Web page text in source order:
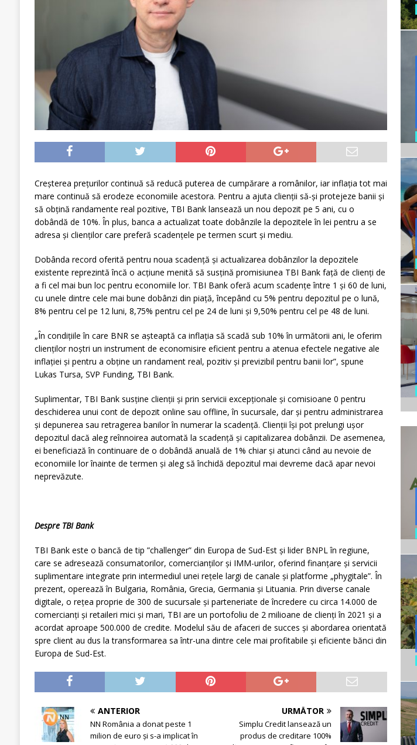
Creșterea prețurilor continuă să reducă puterea de cumpărare a românilor, iar inflația tot mai
mare continuă să erodeze economiile acestora. Pentru a ajuta clienții să-și protejeze banii și
să obțină randamente real pozitive, TBI Bank lansează un nou depozit pe 5 ani, cu o
dobândă de 10%. În plus, banca a actualizat toate dobânzile la depozitele în lei pentru a se
adresa și clienților care preferă scadențele pe termen scurt și mediu.
Dobânda record oferită pentru noua scadență și actualizarea dobânzilor la depozitele
existente reprezintă încă o acțiune menită să susțină promisiunea TBI Bank față de clienți de
a fi cel mai bun loc pentru economiile lor. TBI Bank oferă acum scadențe între 1 și 60 de luni,
cu unele dintre cele mai bune dobânzi din piață, începând cu 5% pentru depozitul pe o lună,
8% pentru cel pe 12 luni, 8,75% pentru cel pe 24 de luni și 9,50% pentru cel pe 48 de luni.
„În condițiile în care BNR se așteaptă ca inflația să scadă sub 10% în următorii ani, le oferim
clienților noștri un instrument de economisire eficient pentru a atenua efectele negative ale
inflației și pentru a obține un randament real, pozitiv și previzibil pentru banii lor”, spune
Lukas Tursa, SVP Funding, TBI Bank.
Suplimentar, TBI Bank susține clienții și prin servicii excepționale și comisioane 0 pentru
deschiderea unui cont de depozit online sau offline, în sucursale, dar și pentru administrarea
și depunerea sau retragerea banilor în numerar la scadență. Clienții își pot prelungi ușor
depozitul dacă aleg reînnoirea automată la scadență și capitalizarea dobânzii. De asemenea,
ei beneficiază în continuare de o dobândă anuală de 1% chiar și atunci când au nevoie de
economiile lor înainte de termen și aleg să închidă depozitul mai devreme dacă apar nevoi
neprevăzute.
Despre TBI Bank
TBI Bank este o bancă de tip ”challenger” din Europa de Sud-Est și lider BNPL în regiune,
care se adresează consumatorilor, comercianților și IMM-urilor, oferind finanțare și servicii
suplimentare integrate prin intermediul unei rețele largi de canale și platforme „phygitale”. În
prezent, operează în Bulgaria, România, Grecia, Germania și Lituania. Prin diverse canale
digitale, o rețea proprie de 300 de sucursale și parteneriate de încredere cu circa 14.000 de
comercianți și retaileri mici și mari, TBI are un portofoliu de 2 milioane de clienți în 2021 și a
acordat aproape 500.000 de credite. Modelul său de afaceri de succes și abordarea orientată
spre client au dus la transformarea sa într-una dintre cele mai profitabile și eficiente bănci din
Europa de Sud-Est.
ANTERIOR
NN România a donat peste 1
milion de euro și s-a implicat în
URMĂTOR
Simplu Credit lansează un
produs de creditare 100%